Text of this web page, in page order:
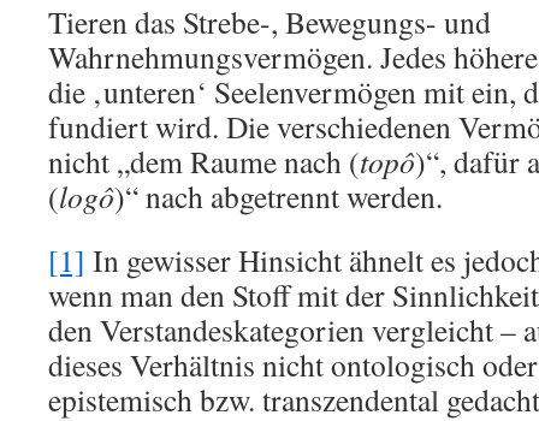
Tieren das Strebe-, Bewegungs- und
Wahrnehmungsvermögen. Jedes
die ‚unteren‘ Seelenvermögen mit ein,
fundiert wird. Die verschiedenen
nicht „dem Raume nach (topô)“, dafür
(logô)“ nach abgetrennt werden.
[1] In gewisser Hinsicht ähnelt es
wenn man den Stoff mit der
den Verstandeskategorien vergleicht –
dieses Verhältnis nicht ontologisch
epistemisch bzw. transzendental